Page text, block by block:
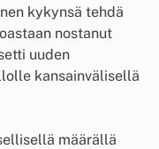
kykynsä tehdä
nostanut
uuden
kansainvälisellä
määrällä